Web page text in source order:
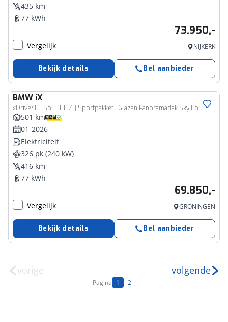
435 km
77 kWh
73.950,-
Vergelijk NIJKERK
Bekijk details Bel aanbieder
BMW iX
xDrive40 | SoH 100% | Sportpakket | Glazen Panoramadak Sky Lounge | Integral Active Steering | Stuur- & Stoelverwarming | Harman Kardon | 21" Aerodynamic | Stoelventilatie
501 km
01-2026
Elektriciteit
326 pk (240 kW)
416 km
77 kWh
69.850,-
Vergelijk GRONINGEN
Bekijk details Bel aanbieder
vorige
Pagina 1 2
volgende